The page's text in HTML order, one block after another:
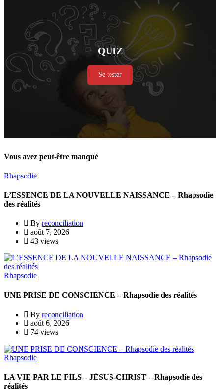
QUIZ
Se tester
Vous avez peut-être manqué
Rhapsodie
L’ESSENCE DE LA NOUVELLE NAISSANCE – Rhapsodie
des réalités
By reconciliation
août 7, 2026
43 views
Rhapsodie
UNE PRISE DE CONSCIENCE – Rhapsodie des réalités
By reconciliation
août 6, 2026
74 views
Rhapsodie
LA VIE PAR LE FILS – JÉSUS-CHRIST – Rhapsodie des
réalités